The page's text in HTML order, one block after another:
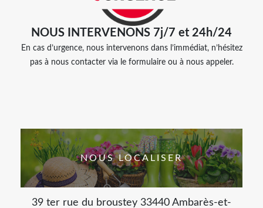
NOUS INTERVENONS 7j/7 et 24h/24
En cas d’urgence, nous intervenons dans l’immédiat, n’hésitez
pas à nous contacter via le formulaire ou à nous appeler.
NOUS LOCALISER
39 ter rue du broustey 33440 Ambarès-et-